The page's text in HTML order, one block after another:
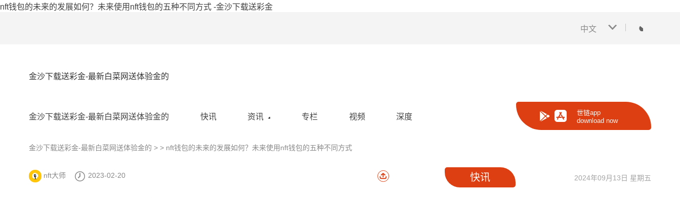
nft钱包的未来的发展如何？未来使用nft钱包的五种不同方式 -金沙下载送彩金
中文
金沙下载送彩金-最新白菜网送体验金的
金沙下载送彩金-最新白菜网送体验金的 快讯 资讯 专栏 视频 深度
世链app
download now
金沙下载送彩金-最新白菜网送体验金的 > > nft钱包的未来的发展如何？未来使用nft钱包的五种不同方式
nft大师 2023-02-20 快讯 2024年09月13日 星期五